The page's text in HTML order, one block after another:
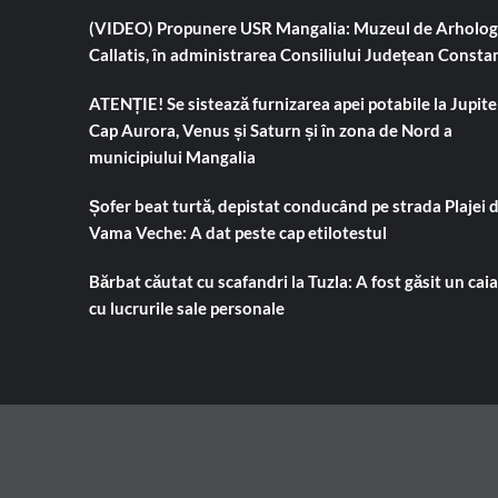
(VIDEO) Propunere USR Mangalia: Muzeul de
Callatis, în administrarea Consiliului Județean
ATENȚIE! Se sistează furnizarea apei potabile la
Cap Aurora, Venus și Saturn și în zona de Nord a
municipiului Mangalia
Șofer beat turtă, depistat conducând pe strada Plajei
Vama Veche: A dat peste cap etilotestul
Bărbat căutat cu scafandri la Tuzla: A fost găsit un
cu lucrurile sale personale